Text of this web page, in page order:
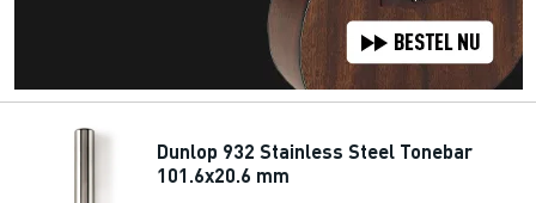
Dunlop 932 Stainless Steel Tonebar
101.6x20.6 mm